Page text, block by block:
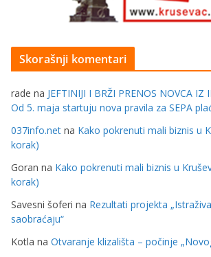
Skorašnji komentari
rade na JEFTINIJI I BRŽI PRENOS NOVCA IZ
Od 5. maja startuju nova pravila za SEPA
037info.net na Kako pokrenuti mali biznis u
korak)
Goran na Kako pokrenuti mali biznis u
korak)
Savesni šoferi na Rezultati projekta
saobraćaju“
Kotla na Otvaranje klizališta – počinje